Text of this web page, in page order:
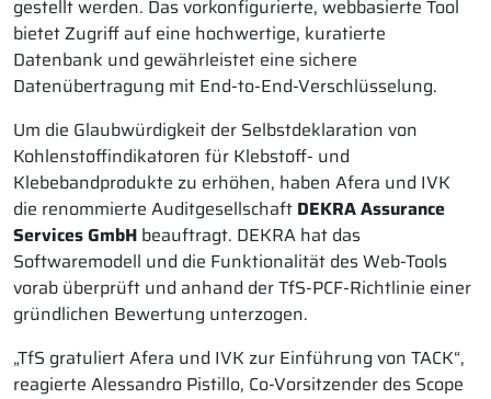
gestellt werden. Das vorkonfigurierte, webbasierte Tool
bietet Zugriff auf eine hochwertige, kuratierte
Datenbank und gewährleistet eine sichere
Datenübertragung mit End-to-End-Verschlüsselung.
Um die Glaubwürdigkeit der Selbstdeklaration von
Kohlenstoffindikatoren für Klebstoff- und
Klebebandprodukte zu erhöhen, haben Afera und IVK
die renommierte Auditgesellschaft DEKRA Assurance
Services GmbH beauftragt. DEKRA hat das
Softwaremodell und die Funktionalität des Web-Tools
vorab überprüft und anhand der TfS-PCF-Richtlinie einer
gründlichen Bewertung unterzogen.
„TfS gratuliert Afera und IVK zur Einführung von TACK“,
reagierte Alessandro Pistillo, Co-Vorsitzender des Scope